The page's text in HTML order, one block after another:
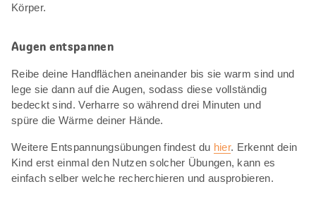
Körper.
Augen entspannen
Reibe deine Handflächen aneinander bis sie warm sind und
lege sie dann auf die Augen, sodass diese vollständig
bedeckt sind. Verharre so während drei Minuten und
spüre die Wärme deiner Hände.
Weitere Entspannungsübungen findest du hier. Erkennt dein
Kind erst einmal den Nutzen solcher Übungen, kann es
einfach selber welche recherchieren und ausprobieren.